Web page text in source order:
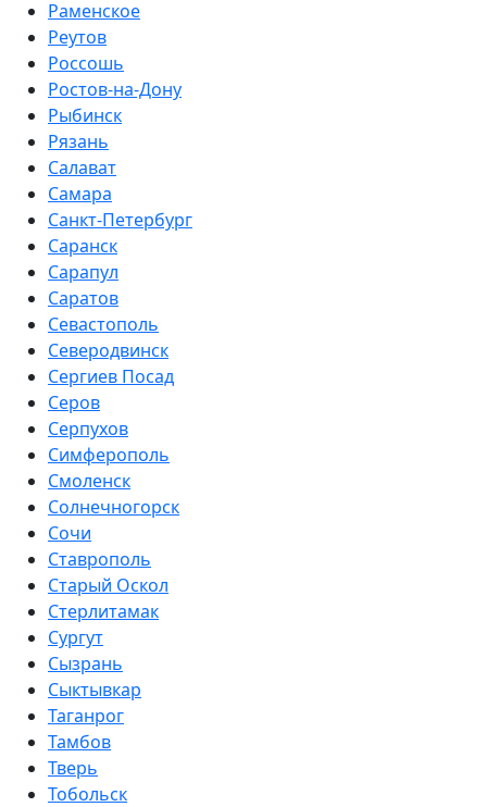
Раменское
Реутов
Россошь
Ростов-на-Дону
Рыбинск
Рязань
Салават
Самара
Санкт-Петербург
Саранск
Сарапул
Саратов
Севастополь
Северодвинск
Сергиев Посад
Серов
Серпухов
Симферополь
Смоленск
Солнечногорск
Сочи
Ставрополь
Старый Оскол
Стерлитамак
Сургут
Сызрань
Сыктывкар
Таганрог
Тамбов
Тверь
Тобольск